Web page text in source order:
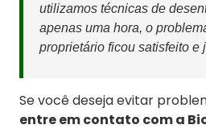
utilizamos técnicas de
apenas uma hora, o
proprietário ficou satisfeito e
Se você deseja evitar
entre em contato com a